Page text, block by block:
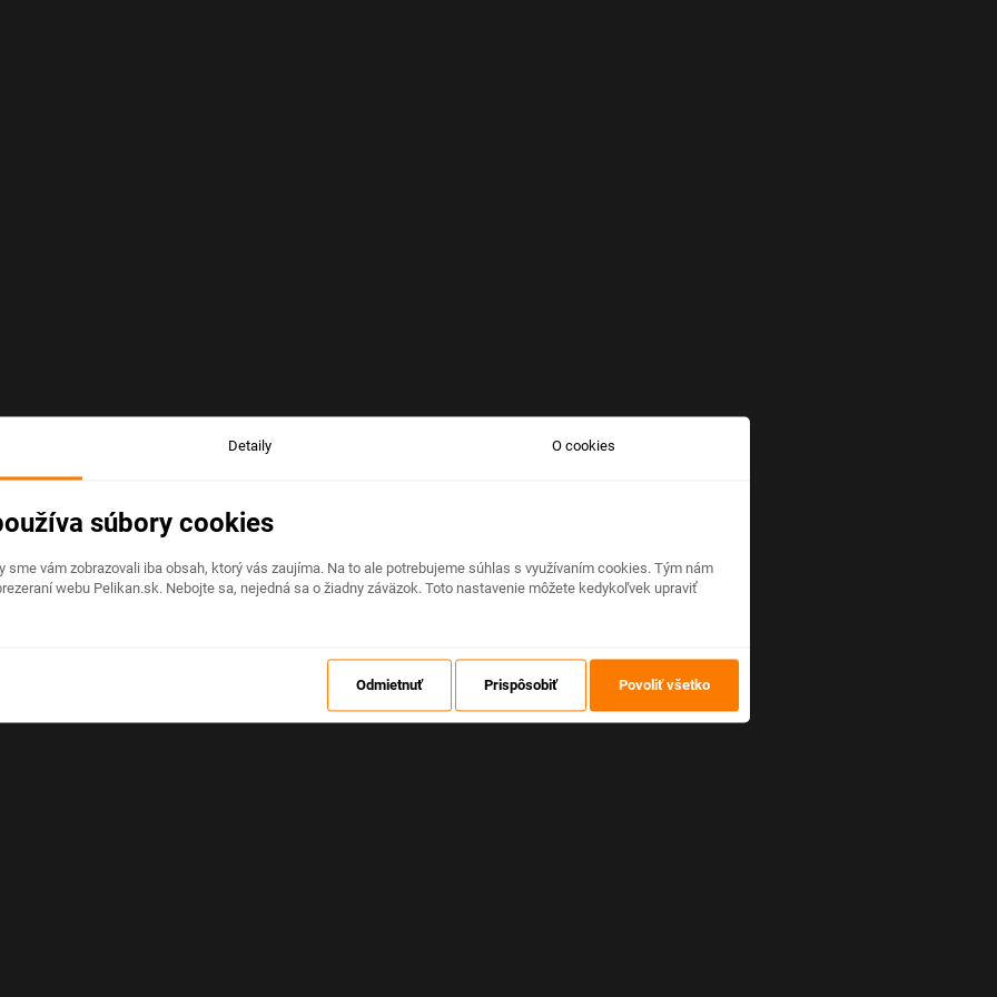
Na stránke nastala neočakávaná chyba
Detaily O cookies
súbory cookies
sme vám zobrazovali iba obsah, ktorý vás zaujíma. Na to ale potrebujeme súhlas s využívaním cookies. Tým nám
webu Pelikan.sk. Nebojte sa, nejedná sa o žiadny záväzok. Toto nastavenie môžete kedykoľvek upraviť
Odmietnuť Prispôsobiť Povoliť všetko